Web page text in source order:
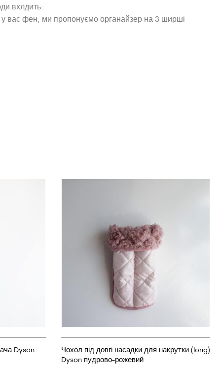
вхлдить:
вас фен, ми пропонуємо органайзер на 3 ширші
Dyson
Чохол під довгі насадки для накрутки (long)
Dyson пудрово-рожевий